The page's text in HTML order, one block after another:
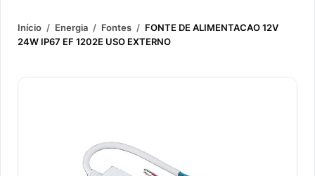
Início / Energia / Fontes / FONTE DE ALIMENTACAO 12V
24W IP67 EF 1202E USO EXTERNO